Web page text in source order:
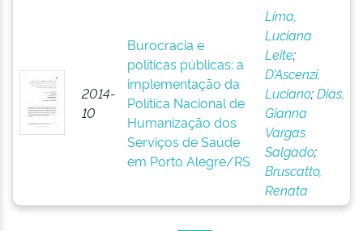
2014-
10
Burocracia e
políticas públicas: a
implementação da
Política Nacional de
Humanização dos
Serviços de Saúde
em Porto Alegre/RS
Lima,
Luciana
Leite;
D’Ascenzi,
Luciano;Dias,
Gianna
Vargas
Salgado;
Bruscatto,
Renata